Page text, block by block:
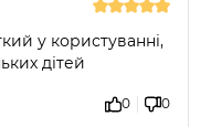
у користуванні,
дітей
0 0